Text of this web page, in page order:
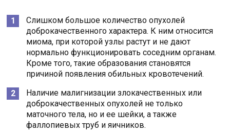
Слишком большое количество опухолей
доброкачественного характера. К ним относится
миома, при которой узлы растут и не дают
нормально функционировать соседним органам.
Кроме того, такие образования становятся
причиной появления обильных кровотечений.
Наличие малигнизации злокачественных или
доброкачественных опухолей не только
маточного тела, но и ее шейки, а также
фаллопиевых труб и яичников.